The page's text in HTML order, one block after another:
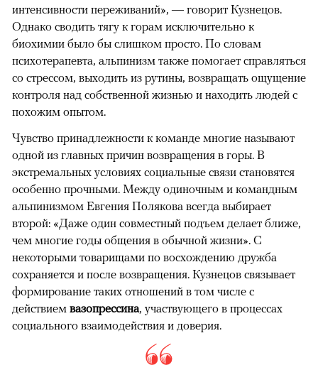
интенсивности переживаний», — говорит Кузнецов.
Однако сводить тягу к горам исключительно к
биохимии было бы слишком просто. По словам
психотерапевта, альпинизм также помогает справляться
со стрессом, выходить из рутины, возвращать ощущение
контроля над собственной жизнью и находить людей с
похожим опытом.
Чувство принадлежности к команде многие называют
одной из главных причин возвращения в горы. В
экстремальных условиях социальные связи становятся
особенно прочными. Между одиночным и командным
альпинизмом Евгения Полякова всегда выбирает
второй: «Даже один совместный подъем делает ближе,
чем многие годы общения в обычной жизни». С
некоторыми товарищами по восхождению дружба
сохраняется и после возвращения. Кузнецов связывает
формирование таких отношений в том числе с
действием вазопрессина, участвующего в процессах
социального взаимодействия и доверия.